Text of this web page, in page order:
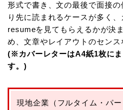
形式で書き、文の最後で面接
り先に読まれるケースが多く
resumeを見てもらえるかが決
め、文章やレイアウトのセンス
(※カバーレターはA4紙1枚に
す。)
現地企業（フルタイム・パ